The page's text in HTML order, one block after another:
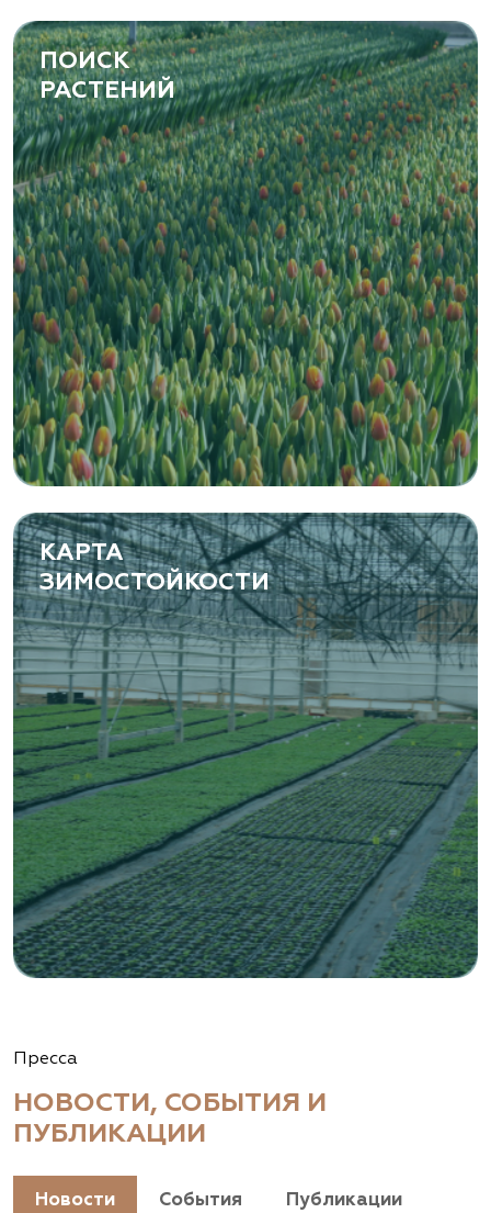
ПОИСК
РАСТЕНИЙ
КАРТА
ЗИМОСТОЙКОСТИ
Пресса
НОВОСТИ, СОБЫТИЯ И
ПУБЛИКАЦИИ
Новости События Публикации